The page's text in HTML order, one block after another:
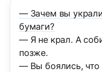
— Зачем вы
бумаги?
— Я не крал. А
позже.
— Вы боялись, что